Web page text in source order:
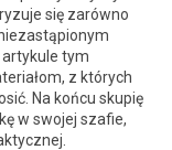
się zarówno
tym
z których
Na końcu skupię
w swojej szafie,